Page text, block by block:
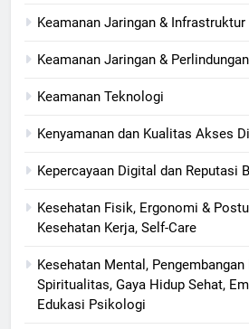
Keamanan Jaringan & Infrastruktur
Keamanan Jaringan &
Keamanan Teknologi
Kenyamanan dan Kualitas Akses
Kepercayaan Digital dan Reputasi
Kesehatan Fisik, Ergonomi &
Kesehatan Kerja, Self-Care
Kesehatan Mental,
Spiritualitas, Gaya Hidup Sehat,
Edukasi Psikologi